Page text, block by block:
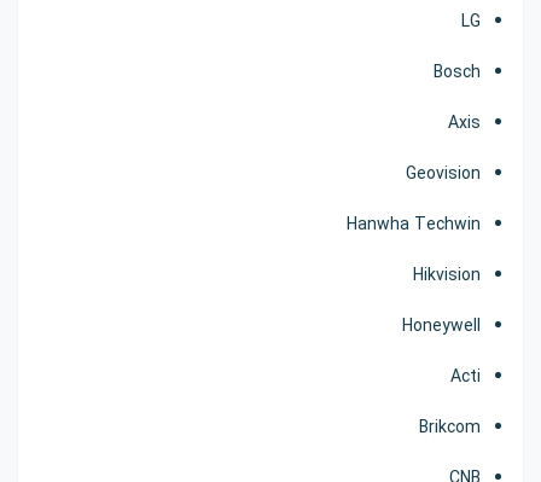
LG
Bosch
Axis
Geovision
Hanwha Techwin
Hikvision
Honeywell
Acti
Brikcom